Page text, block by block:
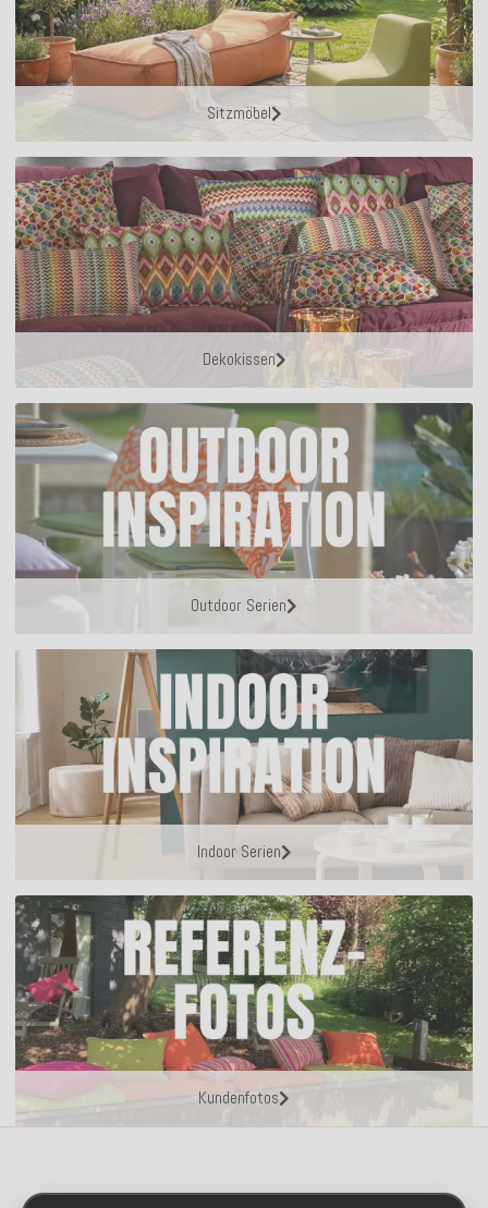
Sitzmöbel
Dekokissen
Outdoor Serien
Indoor Serien
Kundenfotos